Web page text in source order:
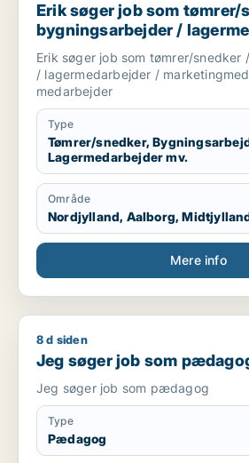
Erik søger job som tømrer/
bygningsarbejder /
marketingmedarbejder /
medarbejder
Erik søger job som tømrer/snedker
/ lagermedarbejder /
medarbejder
Type
Tømrer/snedker,
Lagermedarbejder mv.
Område
Nordjylland, Aalborg,
Mere info
Jeg søger job som pædagog
8 d siden
Jeg søger job som
Jeg søger job som pædagog
Type
Pædagog